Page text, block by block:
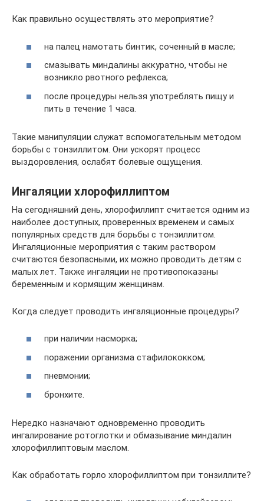
Как правильно осуществлять это мероприятие?
на палец намотать бинтик, соченный в масле;
смазывать миндалины аккуратно, чтобы не
возникло рвотного рефлекса;
после процедуры нельзя употреблять пищу и
пить в течение 1 часа.
Такие манипуляции служат вспомогательным методом
борьбы с тонзиллитом. Они ускорят процесс
выздоровления, ослабят болевые ощущения.
Ингаляции хлорофиллиптом
На сегодняшний день, хлорофиллипт считается одним из
наиболее доступных, проверенных временем и самых
популярных средств для борьбы с тонзиллитом.
Ингаляционные мероприятия с таким раствором
считаются безопасными, их можно проводить детям с
малых лет. Также ингаляции не противопоказаны
беременным и кормящим женщинам.
Когда следует проводить ингаляционные процедуры?
при наличии насморка;
поражении организма стафилококком;
пневмонии;
бронхите.
Нередко назначают одновременно проводить
ингалирование ротоглотки и обмазывание миндалин
хлорофиллиптовым маслом.
Как обработать горло хлорофиллиптом при тонзиллите?